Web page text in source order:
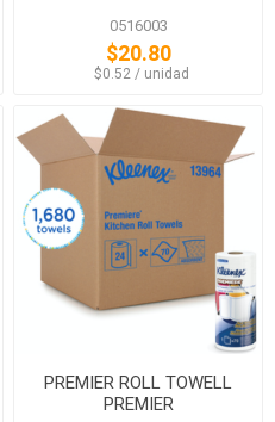
0516003
$20.80
‏‏‎ ‎‏‏‎ ‎$0.52 / unidad
PREMIER ROLL TOWELL
PREMIER